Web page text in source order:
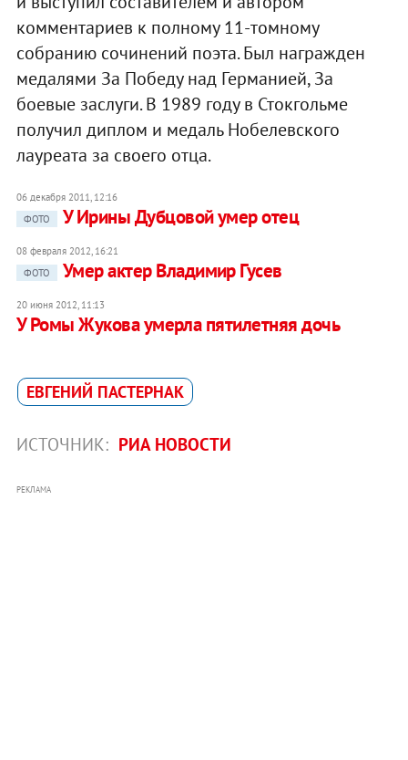
комментариев к полному 11-томному
собранию сочинений поэта. Был награжден
медалями За Победу над Германией, За
боевые заслуги. В 1989 году в Стокгольме
получил диплом и медаль Нобелевского
лауреата за своего отца.
06 декабря 2011, 12:16
ФОТО
У Ирины Дубцовой умер отец
08 февраля 2012, 16:21
ФОТО
Умер актер Владимир Гусев
20 июня 2012, 11:13
У Ромы Жукова умерла пятилетняя дочь
ЕВГЕНИЙ ПАСТЕРНАК
ИСТОЧНИК: РИА НОВОСТИ
РЕКЛАМА